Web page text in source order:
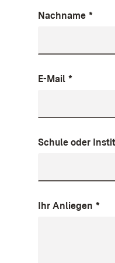
Nachname *
E-Mail *
Schule oder
Ihr Anliegen *